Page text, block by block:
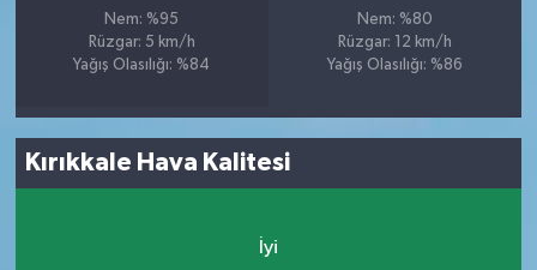
Nem: %95
Rüzgar: 5 km/h
Yağış Olasılığı: %84
Nem: %80
Rüzgar: 12 km/h
Yağış Olasılığı: %86
Kırıkkale Hava Kalitesi
İyi